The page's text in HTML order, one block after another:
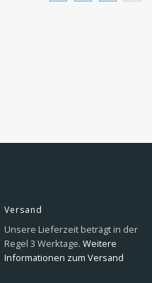
Versand
Unsere Lieferzeit beträgt in der
Regel 3 Werktage. Weitere
Informationen zum Versand